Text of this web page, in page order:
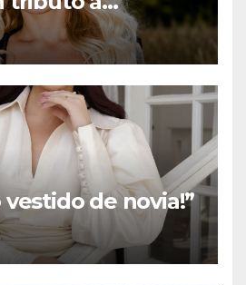
aterrizará en
Octubre
vestido de novia!”